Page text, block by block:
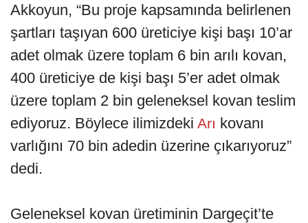
Akkoyun, “Bu proje kapsamında belirlenen
şartları taşıyan 600 üreticiye kişi başı 10’ar
adet olmak üzere toplam 6 bin arılı kovan,
400 üreticiye de kişi başı 5’er adet olmak
üzere toplam 2 bin geleneksel kovan teslim
ediyoruz. Böylece ilimizdeki Arı kovanı
varlığını 70 bin adedin üzerine çıkarıyoruz”
dedi.
Geleneksel kovan üretiminin Dargeçit’te